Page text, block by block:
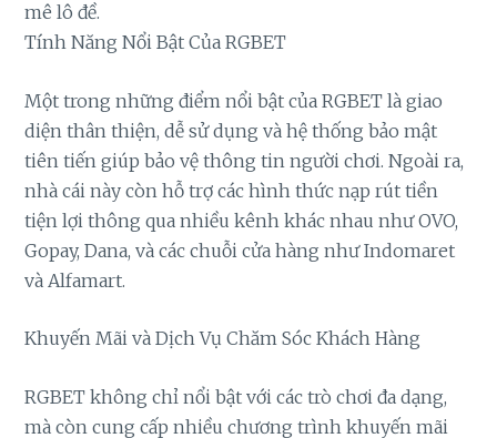
mê lô đề.
Tính Năng Nổi Bật Của RGBET
Một trong những điểm nổi bật của RGBET là giao
diện thân thiện, dễ sử dụng và hệ thống bảo mật
tiên tiến giúp bảo vệ thông tin người chơi. Ngoài ra,
nhà cái này còn hỗ trợ các hình thức nạp rút tiền
tiện lợi thông qua nhiều kênh khác nhau như OVO,
Gopay, Dana, và các chuỗi cửa hàng như Indomaret
và Alfamart.
Khuyến Mãi và Dịch Vụ Chăm Sóc Khách Hàng
RGBET không chỉ nổi bật với các trò chơi đa dạng,
mà còn cung cấp nhiều chương trình khuyến mãi